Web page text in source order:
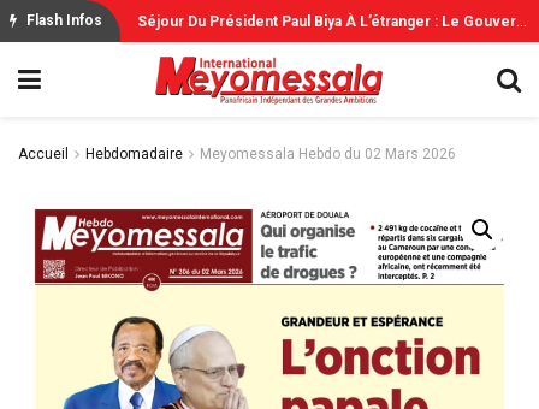
Accueil Hebdomadaire Meyomessala Hebdo du 02 Mars 2026
Flash Infos S
Éjour Du Président Paul Biya À L’étranger : Le Gouvernement Rassure